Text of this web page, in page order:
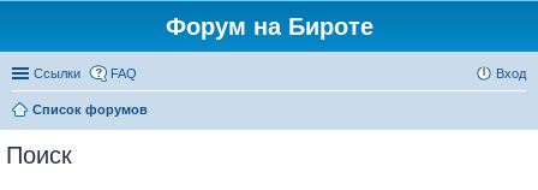
Форум на Бироте
Ссылки FAQ Вход
Список форумов
Поиск